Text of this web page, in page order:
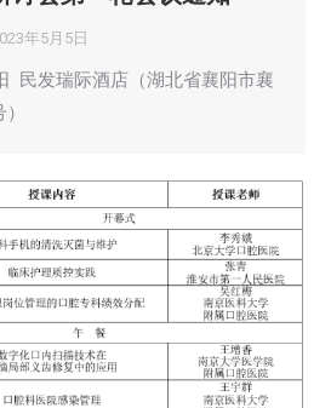
年5月5日
民发瑞际酒店（湖北省襄阳市襄